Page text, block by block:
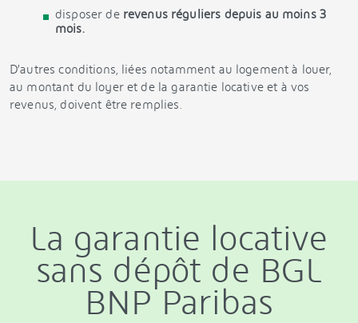
disposer de revenus réguliers depuis au moins 3
mois.
D’autres conditions, liées notamment au logement à louer,
au montant du loyer et de la garantie locative et à vos
revenus, doivent être remplies.
La garantie locative
sans dépôt de BGL
BNP Paribas